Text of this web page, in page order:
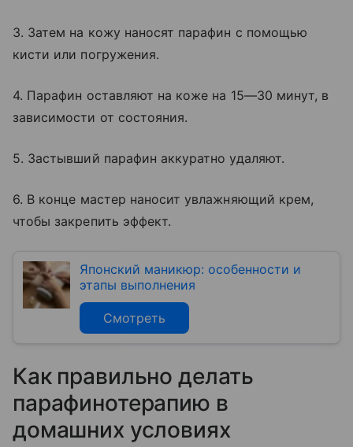
3. Затем на кожу наносят парафин с помощью
кисти или погружения.
4. Парафин оставляют на коже на 15—30 минут, в
зависимости от состояния.
5. Застывший парафин аккуратно удаляют.
6. В конце мастер наносит увлажняющий крем,
чтобы закрепить эффект.
Японский маникюр: особенности и
этапы выполнения
Смотреть
Как правильно делать
парафинотерапию в
домашних условиях